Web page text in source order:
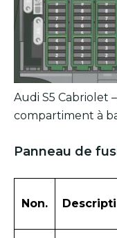
Audi S5 Cabriolet
compartiment à
Panneau de
Non.